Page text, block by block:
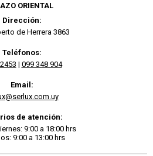
ORIENTAL
Dirección:
de Herrera 3863
Teléfonos:
| 099 348 904
Email:
de atención:
9:00 a 18:00 hrs
9:00 a 13:00 hrs